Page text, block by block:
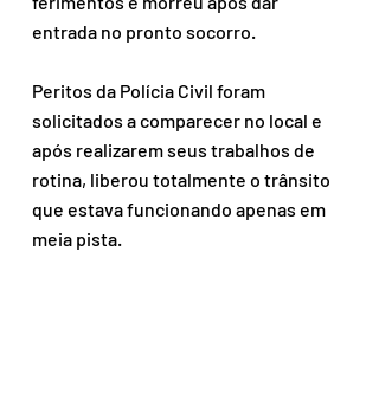
entrada no pronto socorro.
Peritos da Polícia Civil foram
solicitados a comparecer no local e
após realizarem seus trabalhos de
rotina, liberou totalmente o trânsito
que estava funcionando apenas em
meia pista.